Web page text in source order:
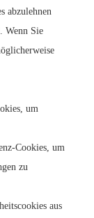
abzulehnen
Wenn Sie
um
Cookies, um
zu
aus